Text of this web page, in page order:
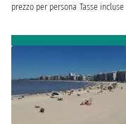
prezzo per persona Tasse incluse